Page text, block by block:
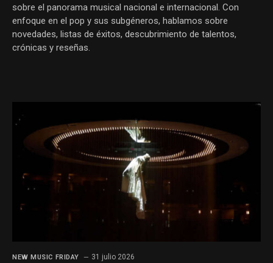
sobre el panorama musical nacional e internacional. Con
enfoque en el pop y sus subgéneros, hablamos sobre
novedades, listas de éxitos, descubrimiento de talentos,
crónicas y reseñas.
NEW MUSIC FRIDAY 31 julio 2026